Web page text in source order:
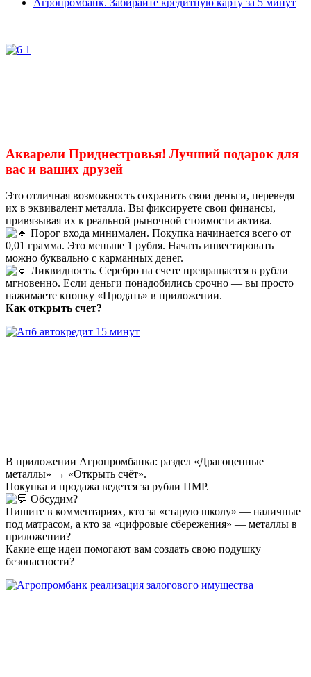
Агропромбанк. Забирайте кредитную карту за 5 минут
Акварели Приднестровья! Лучший подарок для
вас и ваших друзей
Это отличная возможность сохранить свои деньги, переведя
их в эквивалент металла. Вы фиксируете свои финансы,
привязывая их к реальной рыночной стоимости актива.
Порог входа минимален. Покупка начинается всего от
0,01 грамма. Это меньше 1 рубля. Начать инвестировать
можно буквально с карманных денег.
Ликвидность. Серебро на счете превращается в рубли
мгновенно. Если деньги понадобились срочно — вы просто
нажимаете кнопку «Продать» в приложении.
Как открыть счет?
В приложении Агропромбанка: раздел «Драгоценные
металлы» → «Открыть счёт».
Покупка и продажа ведется за рубли ПМР.
Обсудим?
Пишите в комментариях, кто за «старую школу» — наличные
под матрасом, а кто за «цифровые сбережения» — металлы в
приложении?
Какие еще идеи помогают вам создать свою подушку
безопасности?